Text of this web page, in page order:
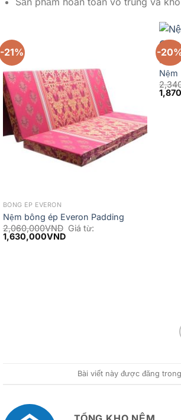
-21%
BÔNG ÉP EVERON
Nệm bông ép Everon Padding
2,060,000VND Giá từ:
1,630,000VND
-
BÔNG
Nệm
Bài viết này được đăng